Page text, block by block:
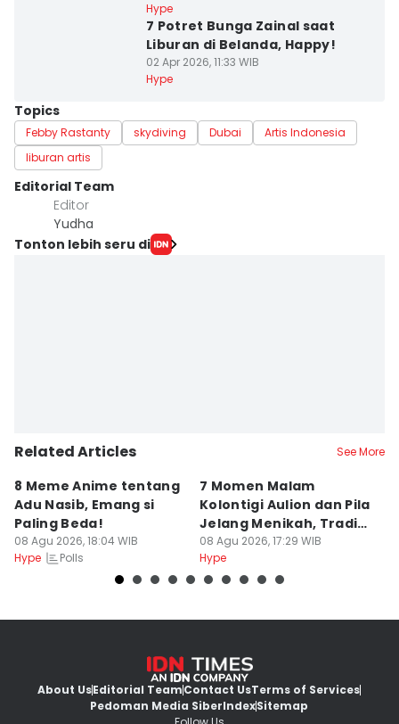
Hype
7 Potret Bunga Zainal saat
Liburan di Belanda, Happy!
02 Apr 2026, 11:33 WIB
Hype
Topics
Febby Rastanty skydiving Dubai
Artis Indonesia
liburan artis
Editorial Team
Editor
Yudha ‎
Tonton lebih seru di
Related Articles See More
8 Meme Anime tentang
Adu Nasib, Emang si
Paling Beda!
08 Agu 2026, 18:04 WIB
Hype
Polls
7 Momen Malam
Kolontigi Aulion dan Pila
Jelang Menikah, Tradisi
Adat Kaili
08 Agu 2026, 17:29 WIB
Hype
About UsEditorial TeamContact UsTerms of Services
Pedoman Media SiberIndexSitemap